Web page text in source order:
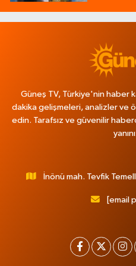
Güneş TV, Türkiye'nin haber
dakika gelişmeleri, analizler ve
edin. Tarafsız ve güvenilir
İnönü mah. Tevfik
[email